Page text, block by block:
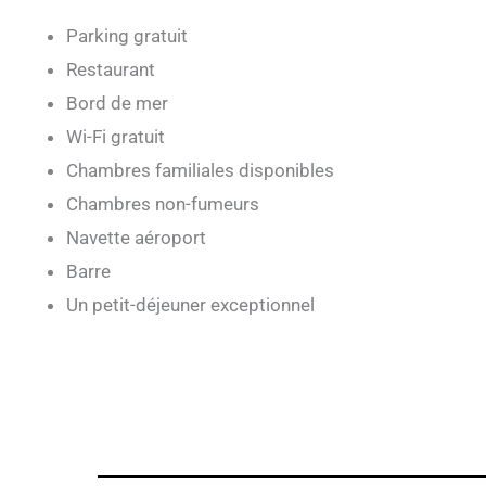
Parking gratuit
Restaurant
Bord de mer
Wi-Fi gratuit
Chambres familiales disponibles
Chambres non-fumeurs
Navette aéroport
Barre
Un petit-déjeuner exceptionnel